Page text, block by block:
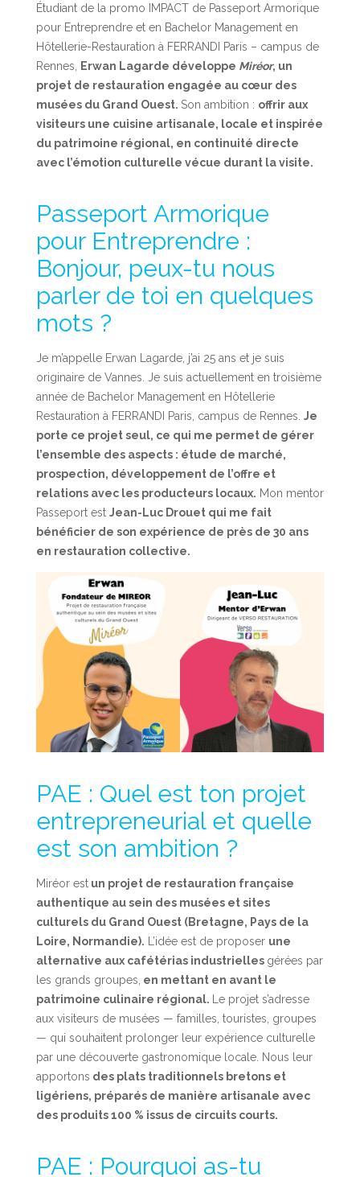
Étudiant de la promo IMPACT de Passeport Armorique
pour Entreprendre et en Bachelor Management en
Hôtellerie-Restauration à FERRANDI Paris – campus de
Rennes,
Erwan Lagarde développe Miréor, un
projet de restauration engagée au cœur des
musées du Grand Ouest. Son ambition : offrir aux
visiteurs une cuisine artisanale, locale et inspirée
du patrimoine régional, en continuité directe
avec l’émotion culturelle vécue durant la visite.
Passeport Armorique
pour Entreprendre :
Bonjour, peux-tu nous
parler de toi en quelques
mots ?
Je m’appelle Erwan Lagarde, j’ai 25 ans et je suis
originaire de Vannes. Je suis actuellement en troisième
année de Bachelor Management en Hôtellerie
Restauration à FERRANDI Paris, campus de Rennes. Je
porte ce projet seul, ce qui me permet de gérer
l’ensemble des aspects : étude de marché,
prospection, développement de l’offre et
relations avec les producteurs locaux. Mon mentor
Passeport est Jean-Luc Drouet qui me fait
bénéficier de son expérience de près de 30 ans
en restauration collective.
PAE : Quel est ton projet
entrepreneurial et quelle
est son ambition ?
Miréor est un projet de restauration française
authentique au sein des musées et sites
culturels du Grand Ouest (Bretagne, Pays de la
Loire, Normandie). L’idée est de proposer une
alternative aux cafétérias industrielles gérées par
les grands groupes, en mettant en avant le
patrimoine culinaire régional.
Le projet s’adresse
aux visiteurs de musées — familles, touristes, groupes
— qui souhaitent prolonger leur expérience culturelle
par une découverte gastronomique locale. Nous leur
apportons des plats traditionnels bretons et
ligériens, préparés de manière artisanale avec
des produits 100 % issus de circuits courts.
PAE : Pourquoi as-tu